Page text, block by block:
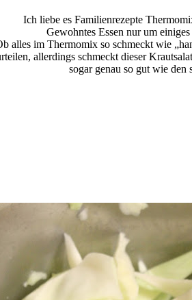
Ich liebe es Familienrezepte
Gewohntes Essen nur um
alles im Thermomix so schmeckt wie
allerdings schmeckt dieser
sogar genau so gut wie den